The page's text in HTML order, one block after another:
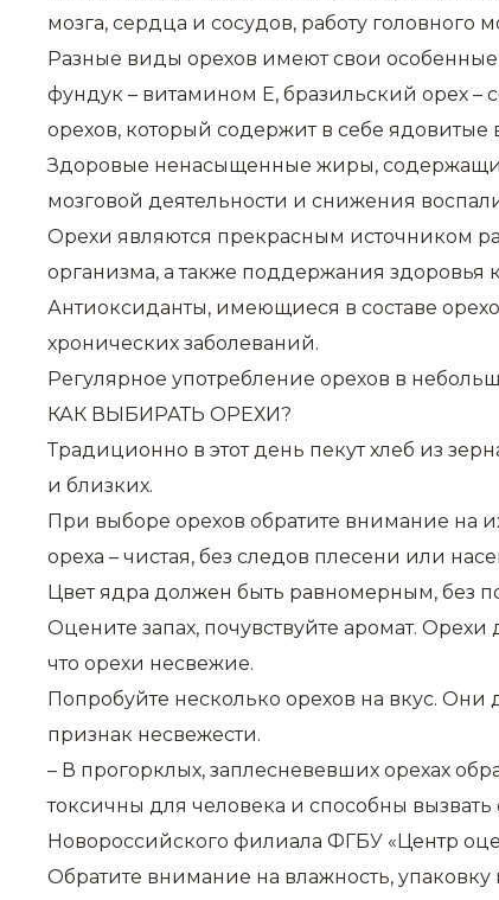
мозга, сердца и сосудов, работу головного
Разные виды орехов имеют свои
фундук – витамином Е, бразильский орех
орехов, который содержит в себе ядовитые
Здоровые ненасыщенные жиры,
мозговой деятельности и снижения
Орехи являются прекрасным источником
организма, а также поддержания здоровья
Антиоксиданты, имеющиеся в составе
хронических заболеваний.
Регулярное употребление орехов в
КАК ВЫБИРАТЬ ОРЕХИ?
Традиционно в этот день пекут хлеб из
и близких.
При выборе орехов обратите внимание на
ореха – чистая, без следов плесени или
Цвет ядра должен быть равномерным, без
Оцените запах, почувствуйте аромат.
что орехи несвежие.
Попробуйте несколько орехов на вкус.
признак несвежести.
– В прогорклых, заплесневевших орехах
токсичны для человека и способны
Новороссийского филиала ФГБУ «Центр
Обратите внимание на влажность,